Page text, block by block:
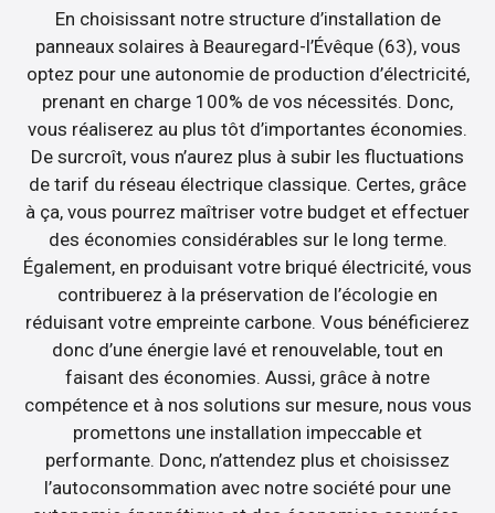
En choisissant notre structure d’installation de
panneaux solaires à Beauregard-l’Évêque (63), vous
optez pour une autonomie de production d’électricité,
prenant en charge 100% de vos nécessités. Donc,
vous réaliserez au plus tôt d’importantes économies.
De surcroît, vous n’aurez plus à subir les fluctuations
de tarif du réseau électrique classique. Certes, grâce
à ça, vous pourrez maîtriser votre budget et effectuer
des économies considérables sur le long terme.
Également, en produisant votre briqué électricité, vous
contribuerez à la préservation de l’écologie en
réduisant votre empreinte carbone. Vous bénéficierez
donc d’une énergie lavé et renouvelable, tout en
faisant des économies. Aussi, grâce à notre
compétence et à nos solutions sur mesure, nous vous
promettons une installation impeccable et
performante. Donc, n’attendez plus et choisissez
l’autoconsommation avec notre société pour une